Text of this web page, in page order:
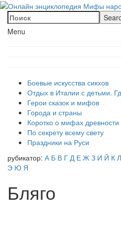
Menu
Боевые искусства сикхов
Отдых в Италии с детьми.
Герои сказок и мифов
Города и страны
Коротко о мифах древности
По секрету всему свету
Праздники на Руси
рубикатор: А Б В Г Д Е Ж З И Й К Л
Э Ю Я
Бляго